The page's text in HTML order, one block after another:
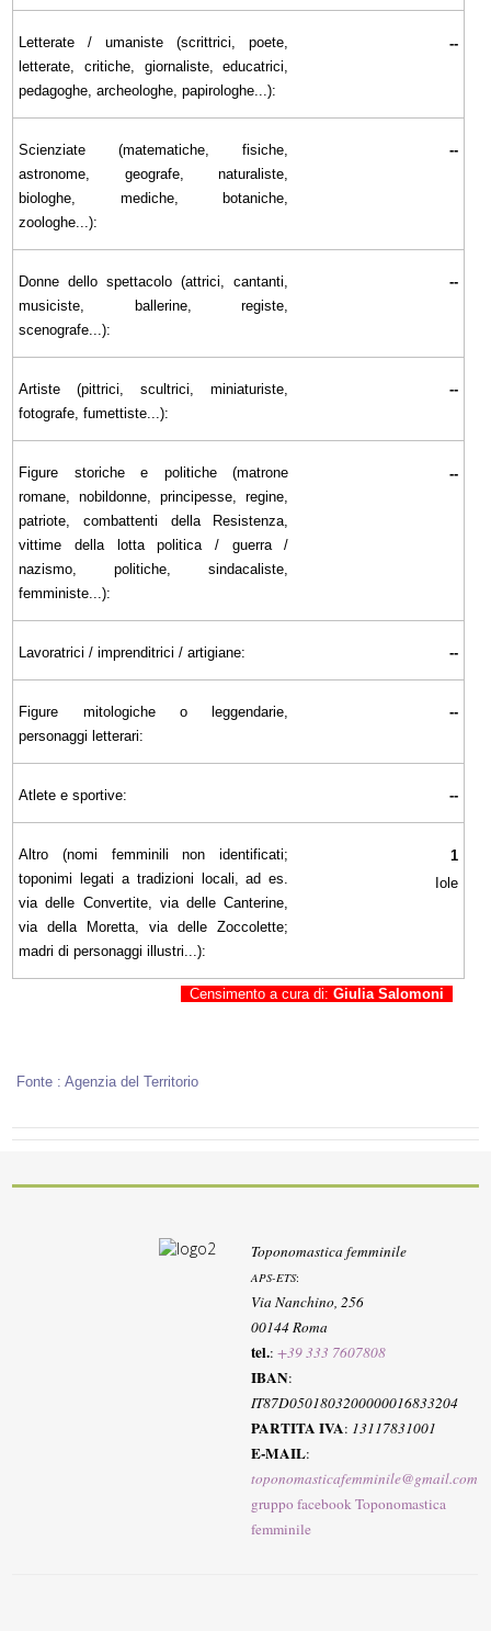
Letterate / umaniste (scrittrici, poete,
letterate, critiche, giornaliste, educatrici,
pedagoghe, archeologhe, papirologhe...):
--
Scienziate (matematiche, fisiche,
astronome, geografe, naturaliste,
biologhe, mediche, botaniche,
zoologhe...):
--
Donne dello spettacolo (attrici, cantanti,
musiciste, ballerine, registe,
scenografe...):
--
Artiste (pittrici, scultrici, miniaturiste,
fotografe, fumettiste...):
--
Figure storiche e politiche (matrone
romane, nobildonne, principesse, regine,
patriote, combattenti della Resistenza,
vittime della lotta politica / guerra /
nazismo, politiche, sindacaliste,
femministe...):
--
Lavoratrici / imprenditrici / artigiane: --
Figure mitologiche o leggendarie,
personaggi letterari:
--
Atlete e sportive: --
Altro (nomi femminili non identificati;
toponimi legati a tradizioni locali, ad es.
via delle Convertite, via delle Canterine,
via della Moretta, via delle Zoccolette;
madri di personaggi illustri...):
1
Iole
Censimento a cura di: Giulia Salomoni
Fonte : Agenzia del Territorio
Toponomastica femminile
APS-ETS:
Via Nanchino, 256
00144 Roma
tel.:+39 333 7607808
IBAN:
IT87D0501803200000016833204
PARTITA IVA: 13117831001
E-MAIL:
toponomasticafemminile@gmail.com
gruppo facebook Toponomastica
femminile